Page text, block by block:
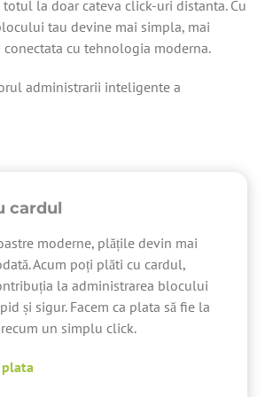
la doar cateva click-uri distanta. Cu
tau devine mai simpla, mai
cu tehnologia moderna.
administrarii inteligente a
cardul
moderne, plățile devin mai
Acum poți plăti cu cardul,
la administrarea blocului
și sigur. Facem ca plata să fie la
un simplu click.
plata